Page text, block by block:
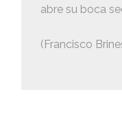
abre su boca
(Francisco